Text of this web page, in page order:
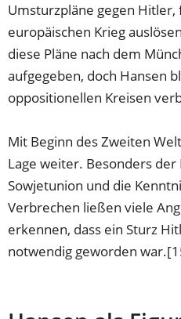
Umsturzpläne gegen Hitler,
europäischen Krieg
diese Pläne nach dem
aufgegeben, doch Hansen
oppositionellen Kreisen
Mit Beginn des Zweiten
Lage weiter. Besonders der
Sowjetunion und die
Verbrechen ließen viele
erkennen, dass ein Sturz
notwendig geworden